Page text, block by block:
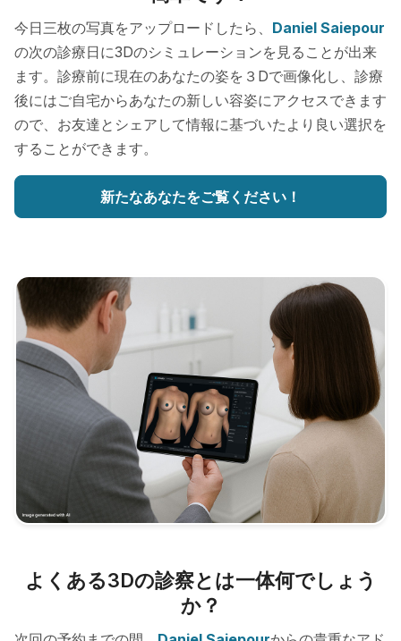
今日三枚の写真をアップロードしたら、 Daniel Saiepour
の次の診療日に3Dのシミュレーションを見ることが出来
ます。診療前に現在のあなたの姿を３Dで画像化し、診療
後にはご自宅からあなたの新しい容姿にアクセスできます
ので、お友達とシェアして情報に基づいたより良い選択を
することができます。
新たなあなたをご覧ください！
よくある3Dの診察とは一体何でしょう
か？